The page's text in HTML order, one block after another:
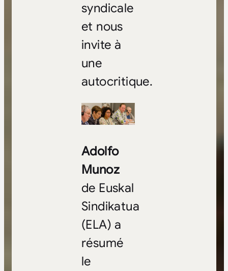
syndicale
et nous
invite à
une
autocritique.
Adolfo
Munoz
de Euskal
Sindikatua
(ELA) a
résumé
le